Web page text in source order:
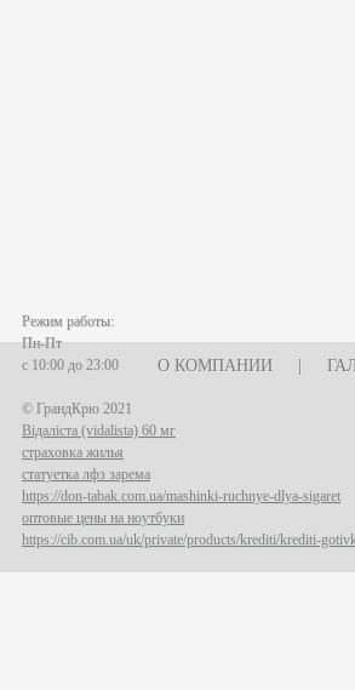
О КОМПАНИИ
Режим работы:
Пн-Пт
с 10:00 до 23:00
© ГрандКрю 2021
Відаліста (vidalista) 60 мг
страховка жилья
статуетка лфз зарема
https://don-tabak.com.ua/mashinki-ruchnye-dlya-sigaret
оптовые цены на ноутбуки
https://cib.com.ua/uk/private/products/krediti/krediti-